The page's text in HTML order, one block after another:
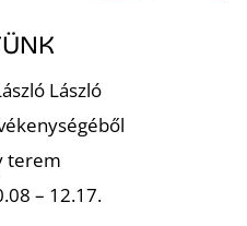
László
terem
– 12.17.